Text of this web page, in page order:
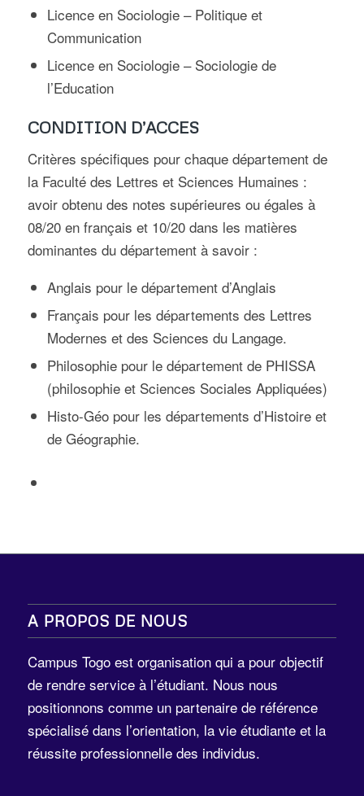
Licence en Sociologie – Politique et
Communication
Licence en Sociologie – Sociologie de
l’Education
CONDITION D’ACCES
Critères spécifiques pour chaque département de
la Faculté des Lettres et Sciences Humaines :
avoir obtenu des notes supérieures ou égales à
08/20 en français et 10/20 dans les matières
dominantes du département à savoir :
Anglais pour le département d’Anglais
Français pour les départements des Lettres
Modernes et des Sciences du Langage.
Philosophie pour le département de PHISSA
(philosophie et Sciences Sociales Appliquées)
Histo-Géo pour les départements d’Histoire et
de Géographie.
A PROPOS DE NOUS
Campus Togo est organisation qui a pour objectif
de rendre service à l’étudiant. Nous nous
positionnons comme un partenaire de référence
spécialisé dans l’orientation, la vie étudiante et la
réussite professionnelle des individus.